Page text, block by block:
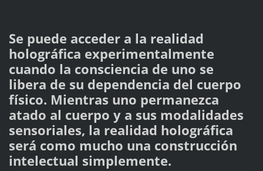
Se puede acceder a la realidad
holográfica experimentalmente
cuando la consciencia de uno se
libera de su dependencia del cuerpo
físico. Mientras uno permanezca
atado al cuerpo y a sus modalidades
sensoriales, la realidad holográfica
será como mucho una construcción
intelectual simplemente.